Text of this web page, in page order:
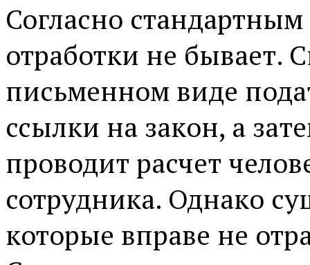
Согласно
отработки не бывает.
письменном виде
ссылки на закон, а
проводит расчет
сотрудника. Однако
которые вправе не